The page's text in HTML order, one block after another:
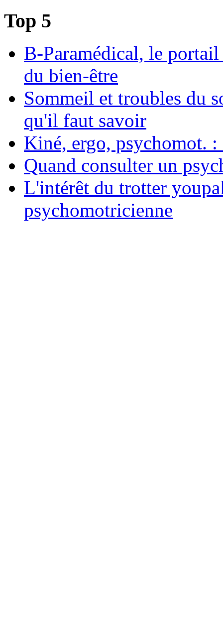
Top 5
B-Paramédical, le portail
du bien-être
Sommeil et troubles du
qu'il faut savoir
Kiné, ergo, psychomot. :
Quand consulter un
L'intérêt du trotter
psychomotricienne